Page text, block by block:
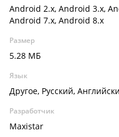
Android 2.x, Android 3.x,
Android 7.x, Android 8.x
Размер
5.28 МБ
Язык
Другое, Русский,
Разработчик
Maxistar